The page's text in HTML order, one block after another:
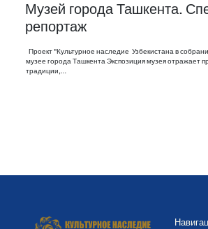
Музей города Ташкента.
репортаж
Проект "Культурное наследие Узбекистана в
музее города Ташкента Экспозиция музея отражает
традиции,…